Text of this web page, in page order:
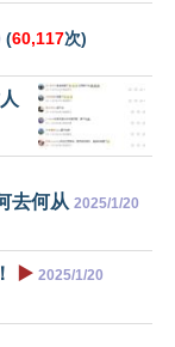
(60,117次)
去何从 2025/1/20
▶️ 2025/1/20